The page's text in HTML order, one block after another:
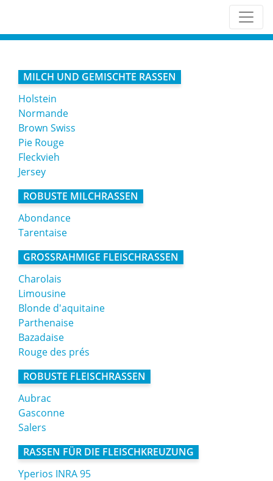
MILCH UND GEMISCHTE RASSEN
Holstein
Normande
Brown Swiss
Pie Rouge
Fleckvieh
Jersey
ROBUSTE MILCHRASSEN
Abondance
Tarentaise
GROSSRAHMIGE FLEISCHRASSEN
Charolais
Limousine
Blonde d'aquitaine
Parthenaise
Bazadaise
Rouge des prés
ROBUSTE FLEISCHRASSEN
Aubrac
Gasconne
Salers
RASSEN FÜR DIE FLEISCHKREUZUNG
Yperios INRA 95